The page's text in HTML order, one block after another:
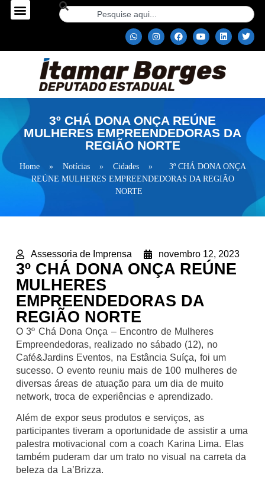
3º CHÁ DONA ONÇA REÚNE
MULHERES EMPREENDEDORAS DA
REGIÃO NORTE
Home » Notícias » Cidades »
3º CHÁ DONA ONÇA
REÚNE MULHERES EMPREENDEDORAS DA REGIÃO
NORTE
Assessoria de Imprensa novembro 12, 2023
3º CHÁ DONA ONÇA REÚNE
MULHERES
EMPREENDEDORAS DA
REGIÃO NORTE
O 3º Chá Dona Onça – Encontro de Mulheres
Empreendedoras, realizado no sábado (12), no
Café&Jardins Eventos, na Estância Suíça, foi um
sucesso. O evento reuniu mais de 100 mulheres de
diversas áreas de atuação para um dia de muito
network, troca de experiências e aprendizado.
Além de expor seus produtos e serviços, as
participantes tiveram a oportunidade de assistir a uma
palestra motivacional com a coach Karina Lima. Elas
também puderam dar um trato no visual na carreta da
beleza da La’Brizza.